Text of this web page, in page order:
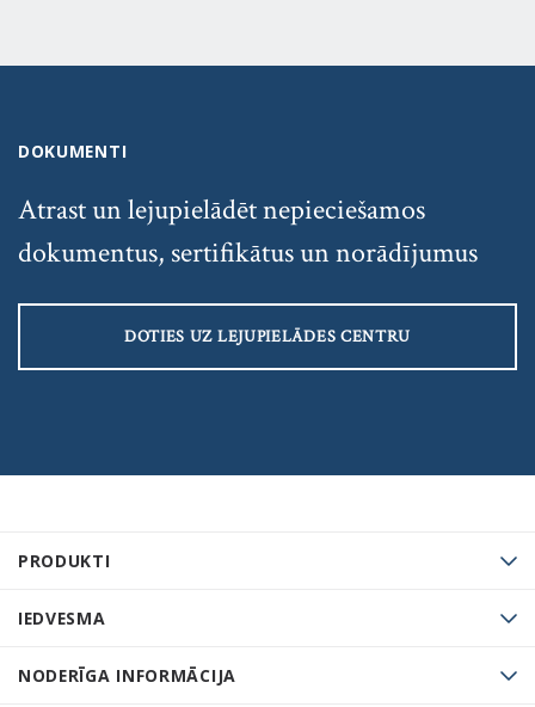
PRODUKTI
IEDVESMA
NODERĪGA INFORMĀCIJA
DOKUMENTI
Atrast un lejupielādēt nepieciešamos
dokumentus, sertifikātus un norādījumus
DOTIES UZ LEJUPIELĀDES CENTRU